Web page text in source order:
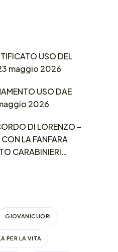
USO DEL
maggio 2026
USO DAE
2026
DI LORENZO –
LA FANFARA
CARABINIERI
GIOVANICUORI
PER LA VITA